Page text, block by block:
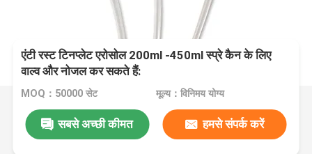
एंटी रस्ट टिनप्लेट एरोसोल 200ml -450ml स्प्रे कैन के लिए
वाल्व और नोजल कर सकते हैं:
MOQ：50000 सेट मूल्य：विनिमय योग्य
सबसे अच्छी कीमत हमसे संपर्क करें